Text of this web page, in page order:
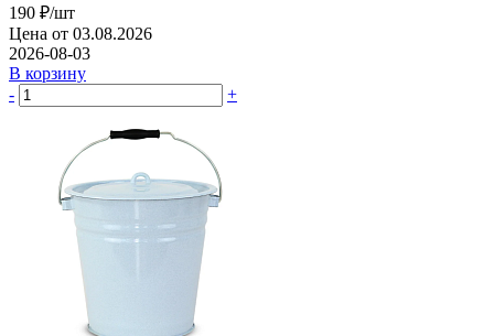
190 ₽/шт
Цена от 03.08.2026
2026-08-03
В корзину
-
+